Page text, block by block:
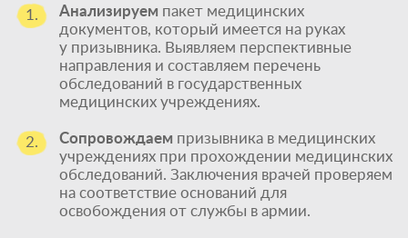
1. Анализируем пакет медицинских
документов, который имеется на руках
у призывника. Выявляем перспективные
направления и составляем перечень
обследований в государственных
медицинских учреждениях.
2. Сопровождаем призывника в медицинских
учреждениях при прохождении медицинских
обследований. Заключения врачей проверяем
на соответствие оснований для
освобождения от службы в армии.